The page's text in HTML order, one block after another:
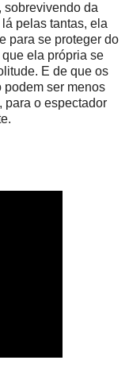
sobrevivendo da
pelas tantas, ela
para se proteger do
ela própria se
E de que os
podem ser menos
para o espectador